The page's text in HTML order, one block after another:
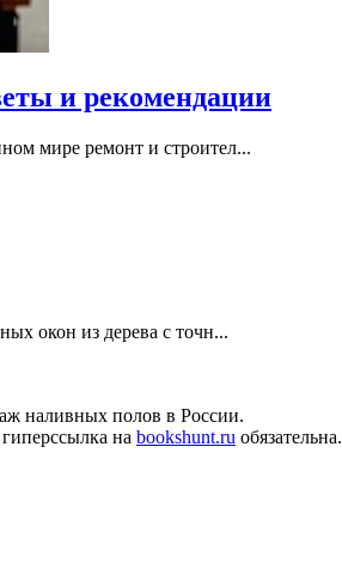
и рекомендации
мире ремонт и строител...
окон из дерева с точн...
наливных полов в России.
на bookshunt.ru обязательна.